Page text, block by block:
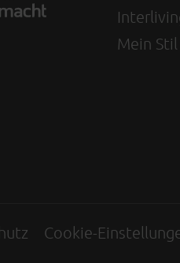
Mein Stil
Cookie-